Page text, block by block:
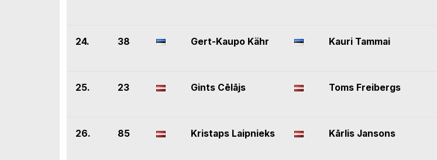
24. 38 Gert-Kaupo Kähr Kauri Tammai
25. 23 Gints Cēlājs Toms Freibergs
26. 85 Kristaps Laipnieks Kārlis Jansons